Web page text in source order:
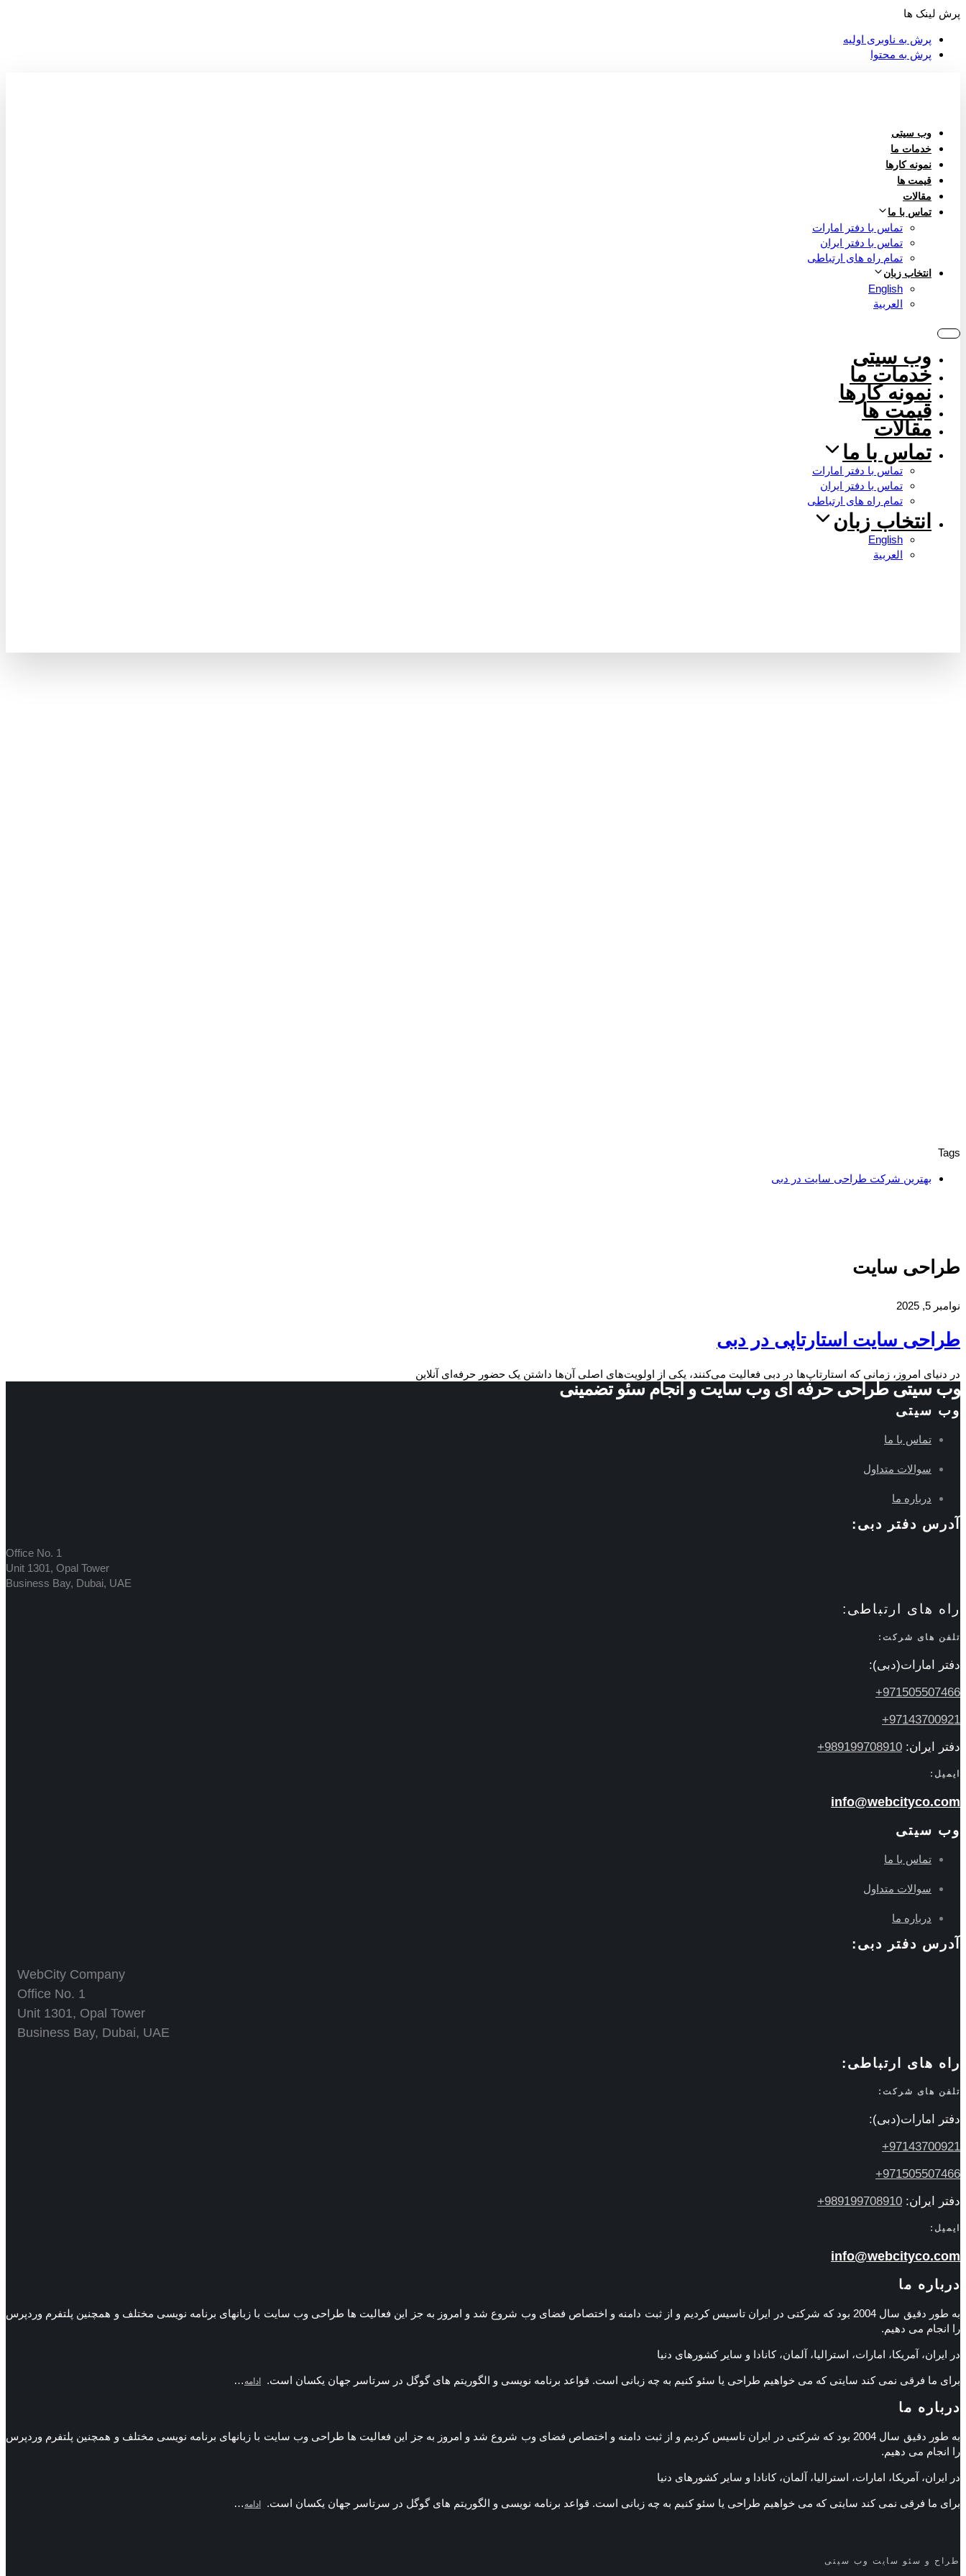
پرش لینک ها
پرش به ناوبری اولیه
پرش به محتوا
وب سیتی
خدمات ما
نمونه کارها
قیمت ها
مقالات
تماس با ما
تماس با دفتر امارات
تماس با دفتر ایران
تمام راه های ارتباطی
انتخاب زبان
English
العربية
وب سیتی
خدمات ما
نمونه کارها
قیمت ها
مقالات
تماس با ما
تماس با دفتر امارات
تماس با دفتر ایران
تمام راه های ارتباطی
انتخاب زبان
English
العربية
Tags
بهترین شرکت طراحی سایت در دبی
طراحی سایت
نوامبر 5, 2025
طراحی سایت استارتاپی در دبی
در دنیای امروز، زمانی که استارتاپ‌ها در دبی فعالیت می‌کنند، یکی از اولویت‌های اصلی آن‌ها داشتن یک حضور حرفه‌ای آنلاین
وب سیتی طراحی حرفه ای وب سایت و انجام سئو تضمینی
وب سیتی
تماس با ما
سوالات متداول
درباره ما
آدرس دفتر دبی:
Office No. 1
Unit 1301, Opal Tower
Business Bay, Dubai, UAE
راه های ارتباطی:
تلفن های شرکت:
دفتر امارات(دبی):
971505507466+
97143700921+
دفتر ایران: 989199708910+
ایمیل:
info@webcityco.com
وب سیتی
تماس با ما
سوالات متداول
درباره ما
آدرس دفتر دبی:
WebCity Company
Office No. 1
Unit 1301, Opal Tower
Business Bay, Dubai, UAE
راه های ارتباطی:
تلفن های شرکت:
دفتر امارات(دبی):
97143700921+
971505507466+
دفتر ایران: 989199708910+
ایمیل:
info@webcityco.com
درباره ما
به طور دقیق سال 2004 بود که شرکتی در ایران تاسیس کردیم و از ثبت دامنه و اختصاص فضای وب شروع شد و امروز به جز این فعالیت ها طراحی وب سایت با زبانهای برنامه نویسی مختلف و همچنین پلتفرم وردپرس
را انجام می دهیم.
در ایران، آمریکا، امارات، استرالیا، آلمان، کانادا و سایر کشورهای دنیا
برای ما فرقی نمی کند سایتی که می خواهیم طراحی یا سئو کنیم به چه زبانی است. قواعد برنامه نویسی و الگوریتم های گوگل در سرتاسر جهان یکسان است. ادامه …
درباره ما
به طور دقیق سال 2004 بود که شرکتی در ایران تاسیس کردیم و از ثبت دامنه و اختصاص فضای وب شروع شد و امروز به جز این فعالیت ها طراحی وب سایت با زبانهای برنامه نویسی مختلف و همچنین پلتفرم وردپرس
را انجام می دهیم.
در ایران، آمریکا، امارات، استرالیا، آلمان، کانادا و سایر کشورهای دنیا
برای ما فرقی نمی کند سایتی که می خواهیم طراحی یا سئو کنیم به چه زبانی است. قواعد برنامه نویسی و الگوریتم های گوگل در سرتاسر جهان یکسان است. ادامه …
طراح و سئو سایت وب سیتی